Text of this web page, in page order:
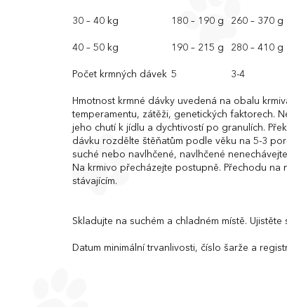
30 – 40 kg 180 – 190 g 260 – 370 g
40 – 50 kg 190 – 215 g 280 – 410 g
Počet krmných dávek 5 3-4
Hmotnost krmné dávky uvedená na obalu
temperamentu, zátěži, genetických faktorech.
jeho chutí k jídlu a dychtivostí po granulích.
dávku rozdělte štěňatům podle věku na 5-3
suché nebo navlhčené, navlhčené
Na krmivo přecházejte postupně. Přechodu
stávajícím.
Skladujte na suchém a chladném místě.
Datum minimální trvanlivosti, číslo šarže a